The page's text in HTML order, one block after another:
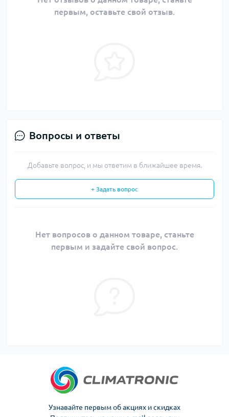
первым, оставьте свой отзыв.
Вопросы и ответы
Добавьте вопрос, и мы ответим в ближайшее время.
+ Задать вопрос
Нет вопросов о данном товаре, станьте
первым и задайте свой вопрос.
Узнавайте первым об акциях и скидках